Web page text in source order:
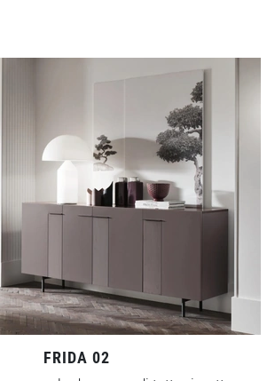
FRIDA 02